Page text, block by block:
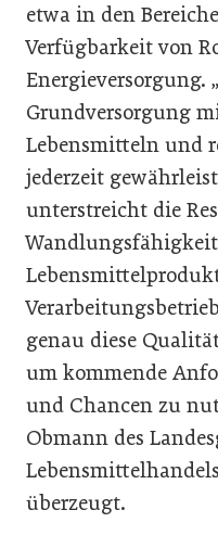
etwa in den
Verfügbarkeit von
Energieversorgung.
Grundversorgung
Lebensmitteln und
jederzeit
unterstreicht die
genau diese
um kommende
und Chancen zu
Obmann des
überzeugt.